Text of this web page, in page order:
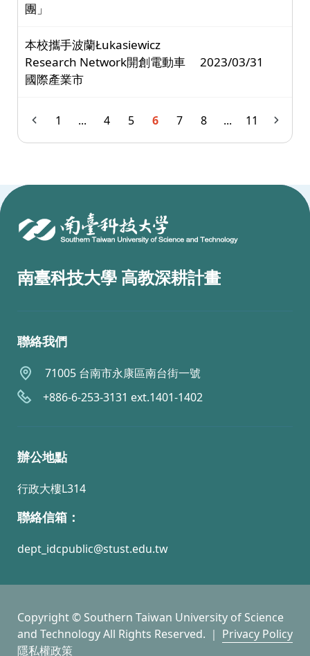
團」
本校攜手波蘭Łukasiewicz
Research Network開創電動車
國際產業市
2023/03/31
1 ... 4 5 6 7 8 ... 11
南臺科技大學 高教深耕計畫
聯絡我們
71005 台南市永康區南台街一號
+886-6-253-3131 ext.1401-1402
辦公地點
行政大樓L314
聯絡信箱：
dept_idcpublic@stust.edu.tw
Copyright © Southern Taiwan University of Science
and Technology All Rights Reserved. ｜ Privacy Policy
隱私權政策